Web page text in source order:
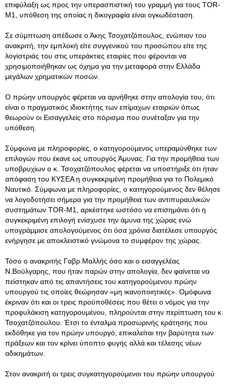
επιφύλαξη ως προς την υπερασπιστική του γραμμή για τους TOR-
M1, υπόθεση της οποίας η δικογραφία είναι ογκωδέσταση.
Σε σύμπτωση απέδωσε ο Άκης Τσοχατζόπουλος, ενώπιον του
ανακριτή, την εμπλοκή είτε συγγενικού του προσώπου είτε της
λογίστριάς του στις υπεράκτιες εταιρίες που φέρονται να
χρησιμοποιήθηκαν ως όχημα για την μεταφορά στην Ελλάδα
μεγάλων χρηματικών ποσών.
Ο πρώην υπουργός φέρεται να αρνήθηκε στην απολογία του, ότι
είναι ο πραγματικός ιδιοκτήτης των επίμαχων εταιριών όπως
θεωρούν οι Εισαγγελείς στο πόρισμα που συνέταξαν για την
υπόθεση.
Σύμφωνα με πληροφορίες, ο κατηγορούμενος υπεραμύνθηκε των
επιλογών που έκανε ως υπουργός Άμυνας. Για την προμήθεια των
υποβρυχίων ο κ. Τσοχατζόπουλος φέρεται να υποστήριξε ότι ήταν
απόφαση του ΚΥΣΕΑ η συγκεκριμένη προμήθεια για το Πολεμικό
Ναυτικό. Σύμφωνα με πληροφορίες, ο κατηγορούμενος δεν θέλησε
να λογοδοτήσει σήμερα για την προμήθεια των αντιπυραυλικών
συστημάτων TOR-M1, αρκέστηκε ωστόσο να επισημάνει ότι η
συγκεκριμένη επιλογή ενίσχυσε την άμυνα της χώρας ενώ
υπογράμμισε απολογούμενος ότι όσα χρόνια διατέλεσε υπουργός
ενήργησε με αποκλειστικό γνώμονα το συμφέρον της χώρας.
Τόσο ο ανακριτής Γαβρ.Μαλλής όσο και ο εισαγγελέας
Ν.Βούλγαρης, που ήταν παρών στην απολογία, δεν φαίνεται να
πείστηκαν από τις απαντήσεις του κατηγορούμενου πρώην
υπουργού τις οποίες θεώρησαν «μη ικανοποιητικές». Ομόφωνα
έκριναν ότι και οι τρεις προϋποθέσεις που θέτει ο νόμος για την
προφυλάκιση κατηγορουμένου, πληρούνται στην περίπτωση του κ.
Τσοχατζόπουλου. Έτσι το ένταλμα προσωρινής κράτησης που
εκδόθηκε για τον πρώην υπουργό, επικαλείται την βαρύτητα των
πράξεων και τον κρίνει ύποπτο φυγής αλλά και τέλεσης νέων
αδικημάτων.
Στον ανακριτή οι τρεις συγκατηγορούμενοι του πρώην υπουργού